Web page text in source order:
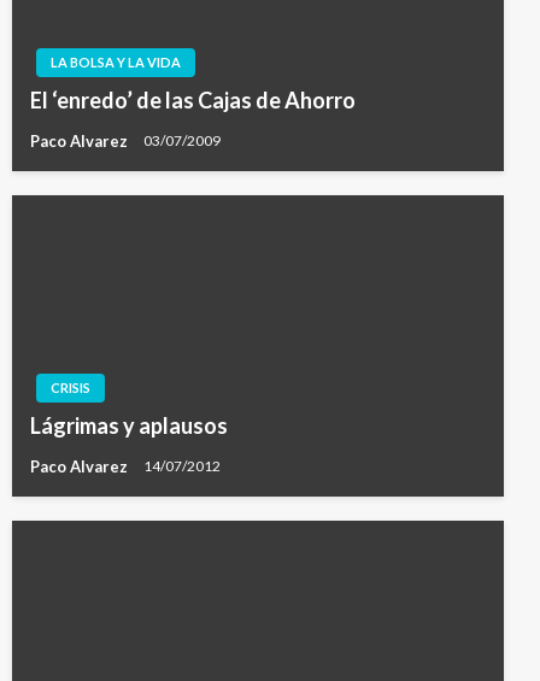
LA BOLSA Y LA VIDA
El ‘enredo’ de las Cajas de Ahorro
Paco Alvarez 03/07/2009
CRISIS
Lágrimas y aplausos
Paco Alvarez 14/07/2012